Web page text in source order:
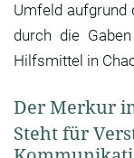
Umfeld aufgrund
durch die
Hilfsmittel in
Der Merkur
Steht für